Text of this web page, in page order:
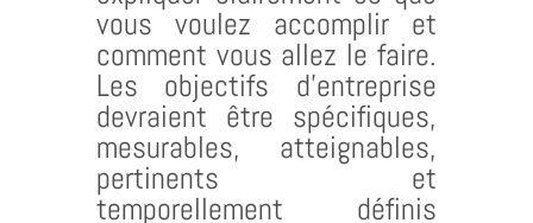
vous voulez accomplir et
comment vous allez le faire.
Les objectifs d’entreprise
devraient être spécifiques,
mesurables, atteignables,
pertinents et
temporellement définis